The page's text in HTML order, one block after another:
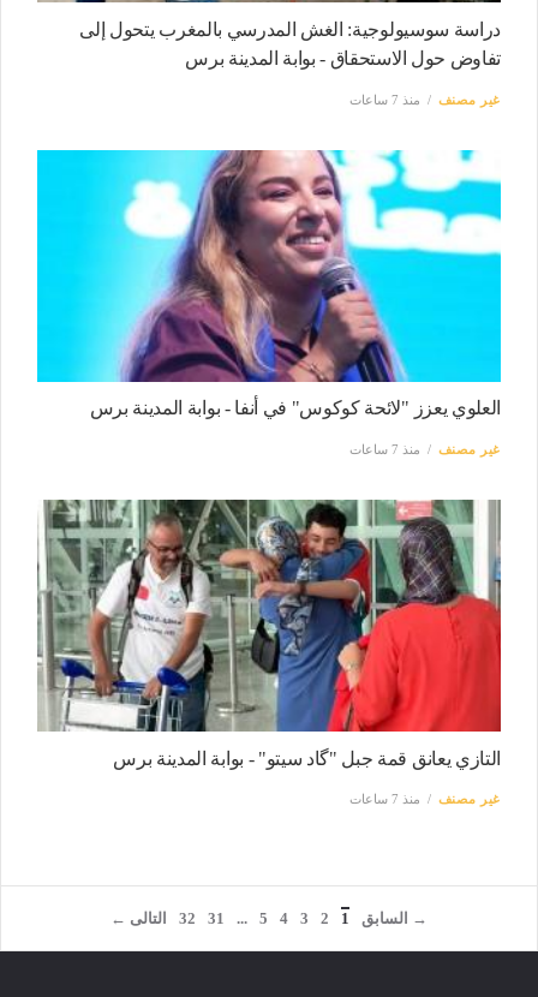
دراسة سوسيولوجية: الغش المدرسي بالمغرب يتحول إلى
تفاوض حول الاستحقاق - بوابة المدينة برس
غير مصنف منذ 7 ساعات
العلوي يعزز "لائحة كوكوس" في أنفا - بوابة المدينة برس
غير مصنف منذ 7 ساعات
التازي يعانق قمة جبل "گاد سيتو" - بوابة المدينة برس
غير مصنف منذ 7 ساعات
→ السابق 1
2
3
4
5
...
31
32 التالى ←